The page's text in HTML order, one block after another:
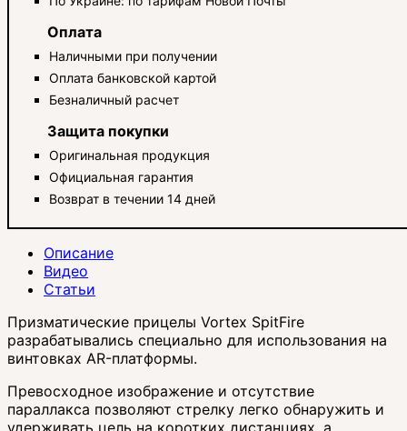
Оплата
Наличными при получении
Оплата банковской картой
Безналичный расчет
Защита покупки
Оригинальная продукция
Официальная гарантия
Возврат в течении 14 дней
Описание
Видео
Статьи
Призматические прицелы Vortex SpitFire
разрабатывались специально для использования на
винтовках AR-платформы.
Превосходное изображение и отсутствие
параллакса позволяют стрелку легко обнаружить и
удерживать цель на коротких дистанциях, а